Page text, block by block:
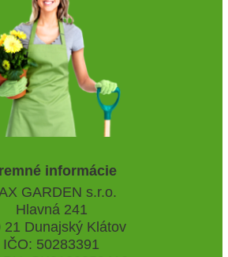
informácie
GARDEN s.r.o.
Hlavná 241
21 Dunajský Klátov
IČO: 50283391